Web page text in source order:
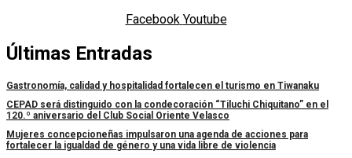
Facebook Youtube
Últimas Entradas
Gastronomía, calidad y hospitalidad fortalecen el turismo en Tiwanaku
CEPAD será distinguido con la condecoración “Tiluchi Chiquitano” en el
120.º aniversario del Club Social Oriente Velasco
Mujeres concepcioneñas impulsaron una agenda de acciones para
fortalecer la igualdad de género y una vida libre de violencia